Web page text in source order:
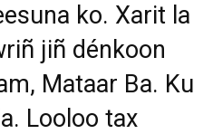
ko. Xarit la
jiñ dénkoon
Mataar Ba. Ku
Looloo tax